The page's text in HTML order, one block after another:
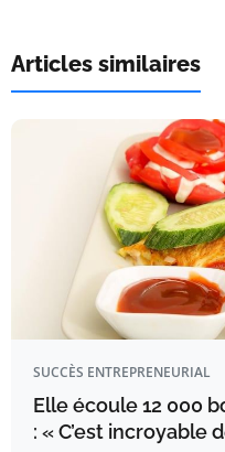
Articles similaires
SUCCÈS ENTREPRENEURIAL
Elle écoule 12 000
: « C’est incroyable